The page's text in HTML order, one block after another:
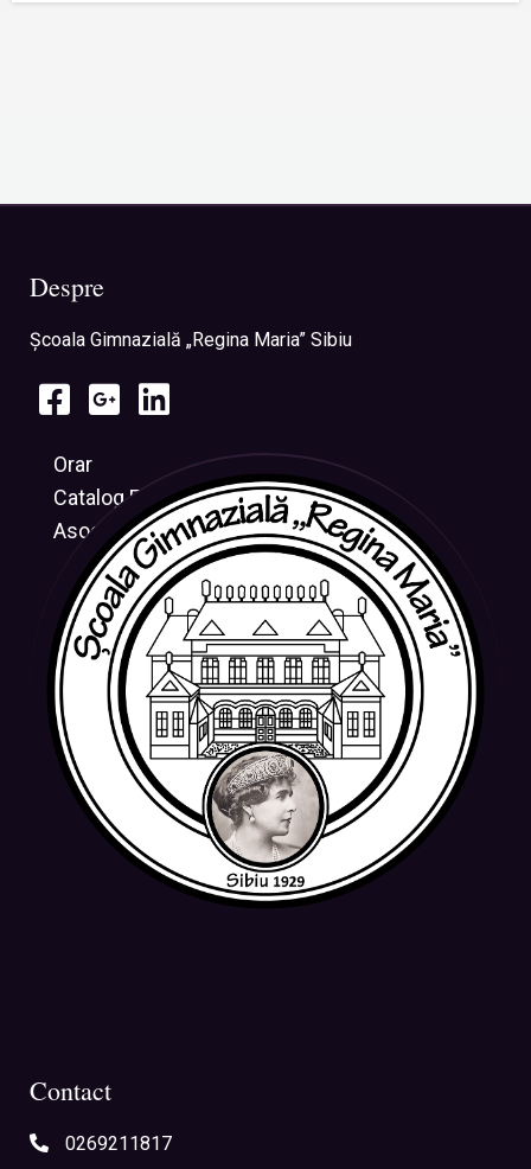
Despre
Şcoala Gimnazială „Regina Maria” Sibiu
Orar
Catalog Electronic
Asociația CRESUS
Contact
0269211817